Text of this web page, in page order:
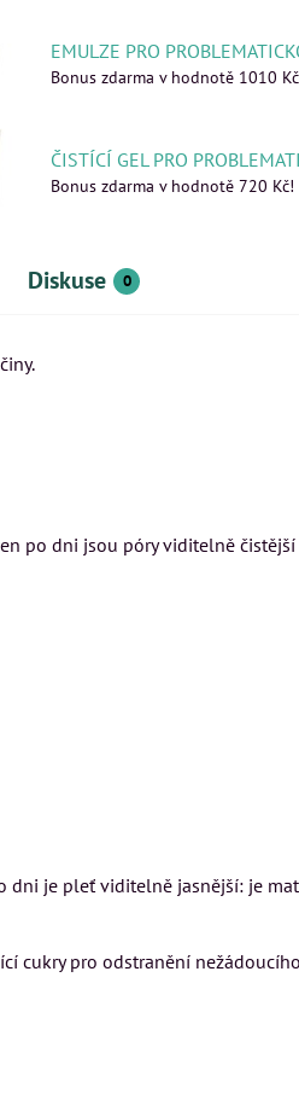
EMULZE PRO
Bonus zdarma v hodnotě 1010
ČISTÍCÍ GEL PRO
Bonus zdarma v hodnotě 720 Kč!
Diskuse 0
po dni jsou póry viditelně čistější
je pleť viditelně jasnější: je
cukry pro odstranění